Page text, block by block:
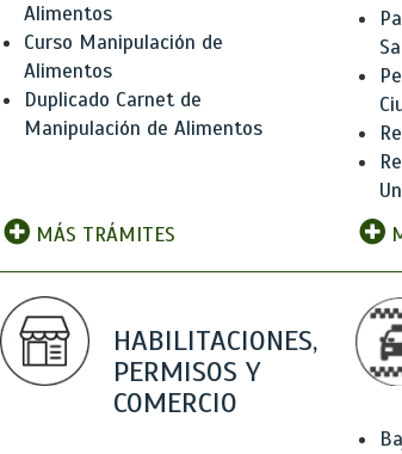
Alimentos
Curso Manipulación de
Alimentos
Duplicado Carnet de
Manipulación de Alimentos
MÁS TRÁMITES
HABILITACIONES,
PERMISOS Y
COMERCIO